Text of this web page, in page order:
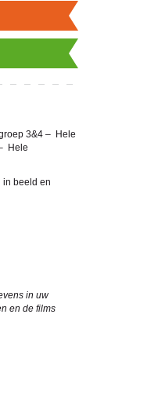
3&4 – Hele
Hele
in beeld en
in uw
en de films